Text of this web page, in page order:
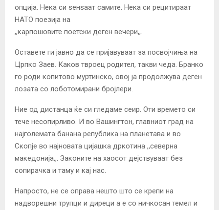
опција. Нека си ѕенѕаат самите. Нека си рецитираат
НАТО поезија на
,,карпошовите поетски деген вечери,,.
Оставете ги јавно да се пријавуваат за посвојчиња на
Црпко Заев. Каков твроец родител, такви чеда. Бранко
го роди копитово муртинско, овој ја продолжува деген
лозата со лоботомирани бројлери.
Ние од дистанца ќе си гледаме сеир. Оти времето си
тече несопирливо. И во Вашингтон, главниот град на
најголемата банана република на планетава и во
Скопје во најновата цијашка дркотина ,,северна
македонија,,. Законите на хаосот дејствуваат без
сопирачка и таму и кај нас.
Напросто, не се оправа нешто што се крепи на
надворешни трупци и диреци а е со ничкосан темел и